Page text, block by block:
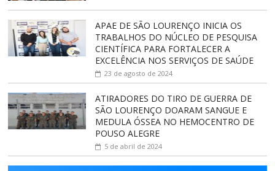
APAE DE SÃO LOURENÇO INICIA OS
TRABALHOS DO NÚCLEO DE PESQUISA
CIENTÍFICA PARA FORTALECER A
EXCELÊNCIA NOS SERVIÇOS DE SAÚDE
23 de agosto de 2024
ATIRADORES DO TIRO DE GUERRA DE
SÃO LOURENÇO DOARAM SANGUE E
MEDULA ÓSSEA NO HEMOCENTRO DE
POUSO ALEGRE
5 de abril de 2024